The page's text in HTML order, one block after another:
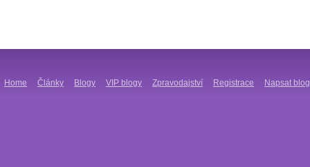
Home Články Blogy VIP blogy Zpravodajství Registrace Napsat blog